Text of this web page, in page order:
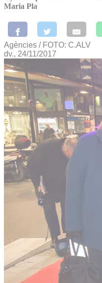
Maria Pla
Agències / FOTO: C.ALV
dv., 24/11/2017